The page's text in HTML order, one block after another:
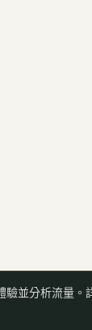
驗並分析流量。